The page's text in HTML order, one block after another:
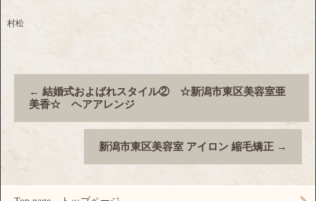
村松
← 結婚式およばれスタイル② ☆新潟市東区美容室亜
美香☆ ヘアアレンジ
新潟市東区美容室 アイロン 縮毛矯正 →